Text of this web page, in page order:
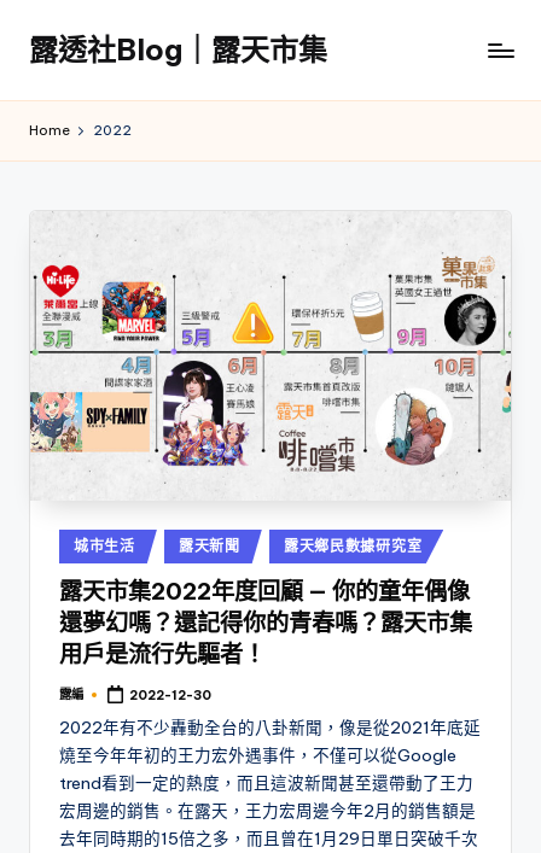
Skip
content
露透社Blog｜露天市集
社
市
集
Home 2022
Posted
in
城市生活 露天新聞 露天鄉民數據研究室
露天市集2022年度回顧 — 你的童年偶像
還夢幻嗎？還記得你的青春嗎？露天市集
用戶是流行先驅者！
Posted
露編 2022-12-30
2022年有不少轟動全台的八卦新聞，像是從2021年底延
燒至今年年初的王力宏外遇事件，不僅可以從Google
trend看到一定的熱度，而且這波新聞甚至還帶動了王力
宏周邊的銷售。在露天，王力宏周邊今年2月的銷售額是
去年同時期的15倍之多，而且曾在1月29日單日突破千次